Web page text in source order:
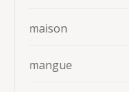
maison
mangue